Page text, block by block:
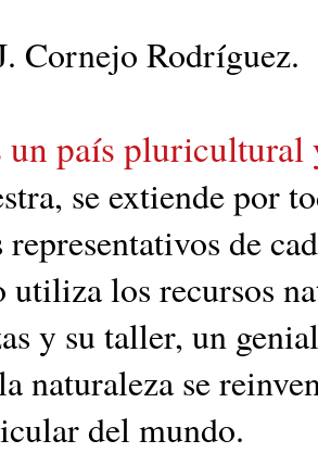
Cornejo Rodríguez.
país
se extiende por
representativos de
utiliza los recursos
y su taller, un
naturaleza se
del mundo.